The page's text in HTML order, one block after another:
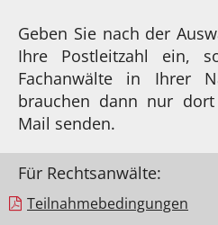
Geben Sie nach der
Ihre Postleitzahl ein,
Fachanwälte in Ihrer
brauchen dann nur
Mail senden.
Für Rechtsanwälte:
Teilnahme­bedingungen